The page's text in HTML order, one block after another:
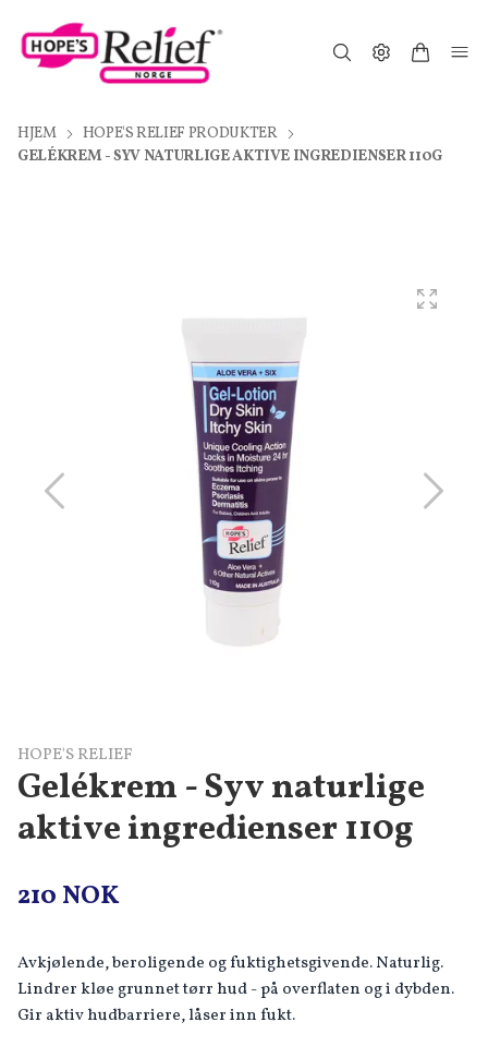
HJEM
HOPE'S RELIEF PRODUKTER
GELÉKREM - SYV NATURLIGE AKTIVE INGREDIENSER 110G
HOPE'S RELIEF
Gelékrem - Syv naturlige
aktive ingredienser 110g
210 NOK
Avkjølende, beroligende og fuktighetsgivende. Naturlig.
Lindrer kløe grunnet tørr hud - på overflaten og i dybden.
Gir aktiv hudbarriere, låser inn fukt.